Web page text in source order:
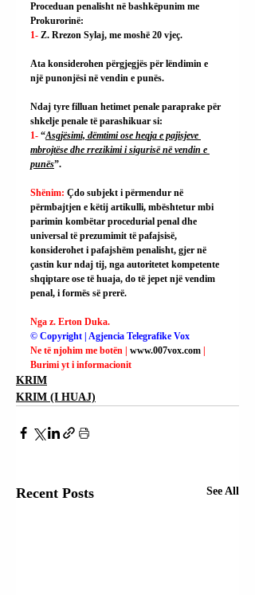
Proceduan penalisht në bashkëpunim me
Prokurorinë:
1- Z. Rrezon Sylaj, me moshë 20 vjeç.
Ata konsiderohen përgjegjës për lëndimin e
një punonjësi në vendin e punës.
Ndaj tyre filluan hetimet penale paraprake për
shkelje penale të parashikuar si:
1- “Asgjësimi, dëmtimi ose heqja e pajisjeve
mbrojtëse dhe rrezikimi i sigurisë në vendin e
punës”.
Shënim: Çdo subjekt i përmendur në
përmbajtjen e këtij artikulli, mbështetur mbi
parimin kombëtar procedurial penal dhe
universal të prezumimit të pafajsisë,
konsiderohet i pafajshëm penalisht, gjer në
çastin kur ndaj tij, nga autoritetet kompetente
shqiptare ose të huaja, do të jepet një vendim
penal, i formës së prerë.
Nga z. Erton Duka.
© Copyright | Agjencia Telegrafike Vox
Ne të njohim me botën | www.007vox.com
Burimi yt i informacionit
KRIM
KRIM (I HUAJ)
Recent Posts See All